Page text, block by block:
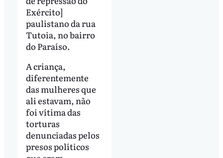
Exército]
paulistano da rua
Tutoia, no bairro
do Paraíso.
A criança,
diferentemente
das mulheres que
ali estavam, não
foi vítima das
torturas
denunciadas pelos
presos políticos